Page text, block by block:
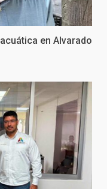
en Alvarado